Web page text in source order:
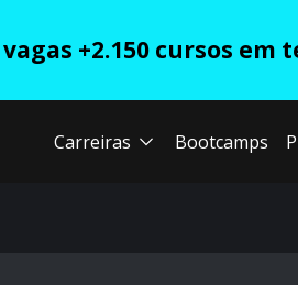
+2.150 cursos em
Carreiras Bootcamps